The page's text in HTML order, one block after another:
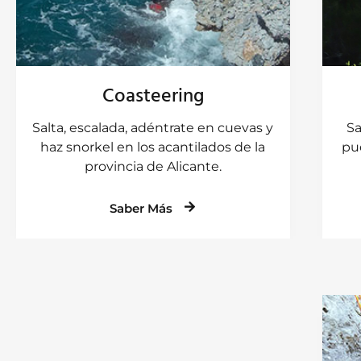
Coasteering
Salta, escalada, adéntrate en cuevas y
haz snorkel en los acantilados de la
provincia de Alicante.
Saber Más